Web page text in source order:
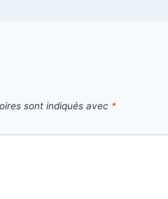
sont indiqués avec *